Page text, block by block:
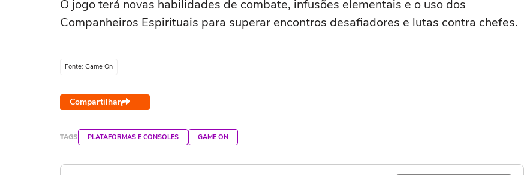
O jogo terá novas habilidades de combate, infusões elementais e o uso dos
Companheiros Espirituais para superar encontros desafiadores e lutas contra chefes.
Fonte: Game On
Compartilhar
TAGS PLATAFORMAS E CONSOLES GAME ON